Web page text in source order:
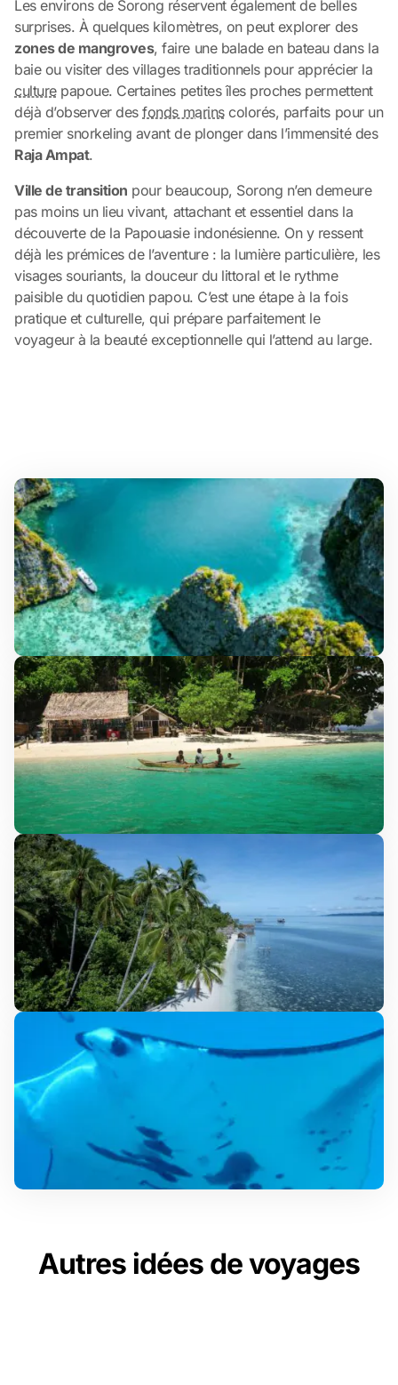
Les environs de Sorong réservent également de belles
surprises. À quelques kilomètres, on peut explorer des
zones de mangroves, faire une balade en bateau dans la
baie ou visiter des villages traditionnels pour apprécier la
culturepapoue. Certaines petites îles proches permettent
déjà d’observer desfonds marinscolorés, parfaits pour un
premier snorkeling avant de plonger dans l’immensité des
Raja Ampat.
Ville de transition pour beaucoup, Sorong n’en demeure
pas moins un lieu vivant, attachant et essentiel dans la
découverte de la Papouasie indonésienne. On y ressent
déjà les prémices de l’aventure : la lumière particulière, les
visages souriants, la douceur du littoral et le rythme
paisible du quotidien papou. C’est une étape à la fois
pratique et culturelle, qui prépare parfaitement le
voyageur à la beauté exceptionnelle qui l’attend au large.
Autres idées de voyages